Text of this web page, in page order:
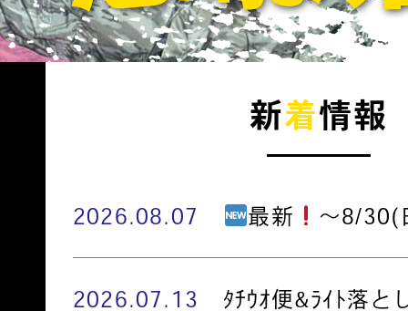
新着情報
2026.08.07 最新 ～8/30(
2026.07.13
ﾀﾁｳｵ便&ﾗｲﾄ落と